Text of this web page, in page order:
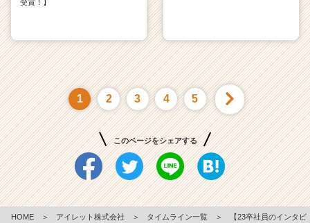
受賞！】
1 2 3 4 5
このページをシェアする
HOME ＞ アイレット株式会社 ＞ タイムライン一覧 ＞
【23卒社員のインタビ